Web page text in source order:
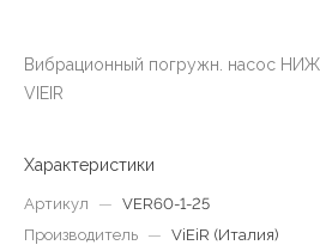
Вибрационный погружн. насос
VIEIR
Характеристики
Артикул — VER60-1-25
Производитель — ViEiR (Италия)